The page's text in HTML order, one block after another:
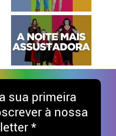
sua primeira
à nossa
*